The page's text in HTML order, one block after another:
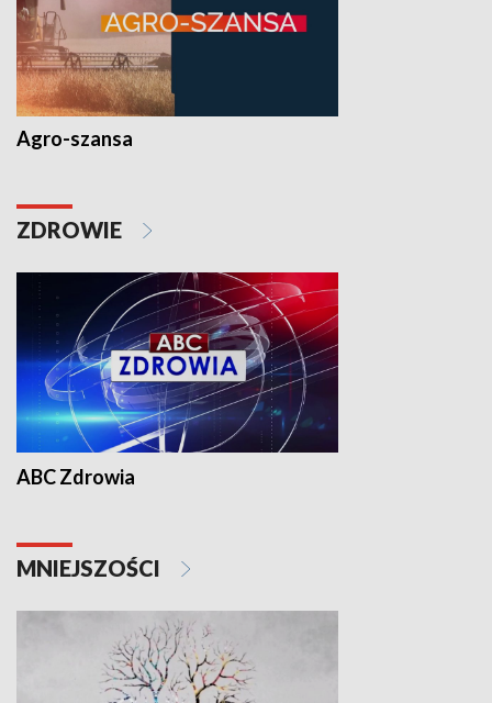
Agro-szansa
ZDROWIE
ABC Zdrowia
MNIEJSZOŚCI